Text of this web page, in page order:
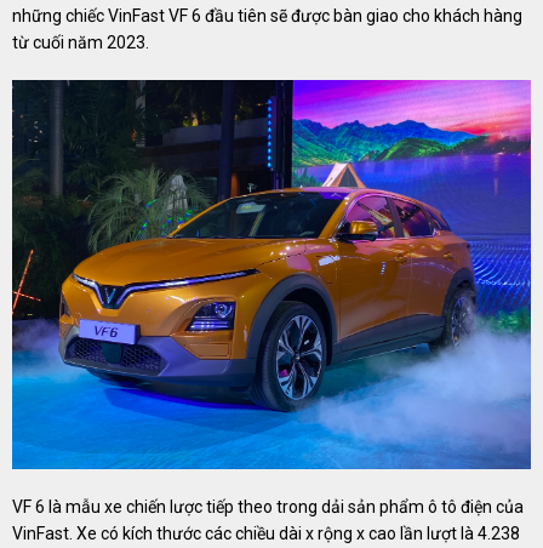
những chiếc VinFast VF 6 đầu tiên sẽ được bàn giao cho khách hàng
từ cuối năm 2023.
VF 6 là mẫu xe chiến lược tiếp theo trong dải sản phẩm ô tô điện của
VinFast. Xe có kích thước các chiều dài x rộng x cao lần lượt là 4.238